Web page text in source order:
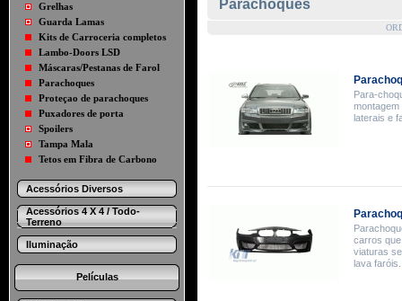
Grelhas
Guarda Lamas
Kits de Carroceria completos
Lambo-Doors LSD
Máscaras/Pestanas de Farol
Parachoques
Proteçao de parachoques
Puxadores de porta
Spoilers
Tampa Mala
Tetos em Fibra de Carbono
Acessórios Diversos
Acessórios 4 X 4 / Todo-
Terreno
Iluminação
Películas
Parachoques
Para-
laterais e
carros
viaturas
lava faróis.